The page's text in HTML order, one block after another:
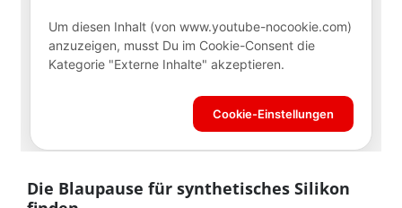
Die Blaupause für synthetisches Silikon